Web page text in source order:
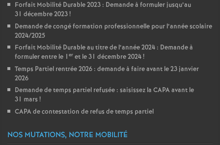
Forfait Mobilité Durable 2023 : Demande à formuler jusqu’au
31 décembre 2023!
Demande de congé formation professionnelle pour l’année scolaire
2024/2025
Forfait Mobilité Durable au titre de l’année 2024 : Demande à
formuler entre le 1 er et le 31 décembre 2024!
Temps Partiel rentrée 2026 : demande à faire avant le 23 janvier
2026
Demande de temps partiel refusée : saisissez la CAPA avant le
31 mars !
CAPA de contestation de refus de temps partiel
NOS MUTATIONS, NOTRE MOBILITÉ